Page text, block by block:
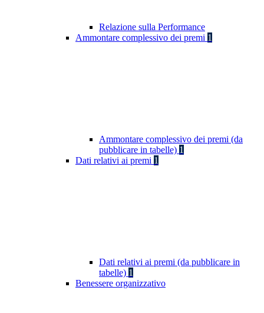
Relazione sulla Performance
Ammontare complessivo dei premi 1
Ammontare complessivo dei premi (da
pubblicare in tabelle) 1
Dati relativi ai premi 1
Dati relativi ai premi (da pubblicare in
tabelle) 1
Benessere organizzativo